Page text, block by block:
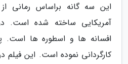
این سه گانه براساس رمانی
آمریکایی ساخته شده است.
افسانه ها و اسطوره ها است.
کارگردانی نموده است. این فیلم